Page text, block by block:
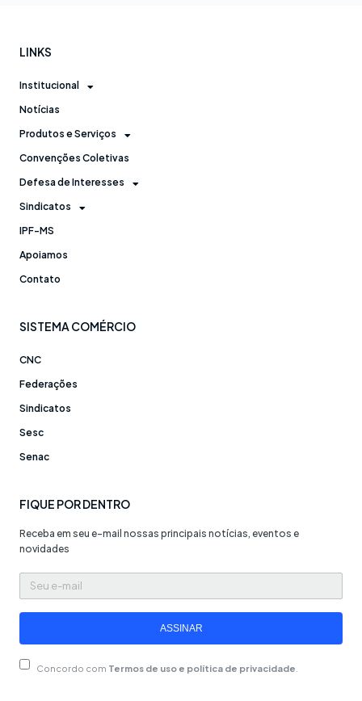
LINKS
Institucional
Notícias
Produtos e Serviços
Convenções Coletivas
Defesa de Interesses
Sindicatos
IPF-MS
Apoiamos
Contato
SISTEMA COMÉRCIO
CNC
Federações
Sindicatos
Sesc
Senac
FIQUE POR DENTRO
Receba em seu e-mail nossas principais notícias, eventos e
novidades
Seu
e-
ASSINAR
Concordo com Termos de uso e política de privacidade